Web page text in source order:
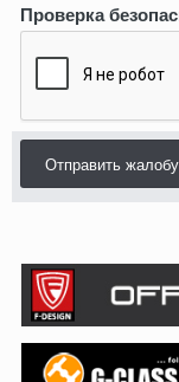
Проверка
Отправить жалобу